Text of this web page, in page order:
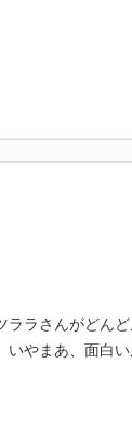
ラさんがどん
いやまあ、面白